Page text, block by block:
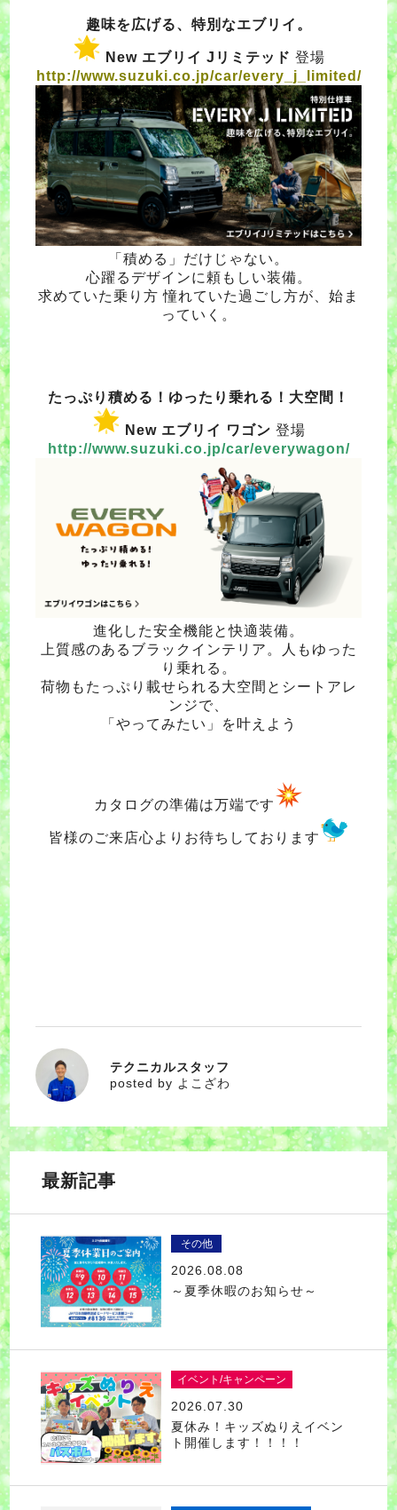
趣味を広げる、特別なエブリイ。
New エブリイ Jリミテッド 登場
http://www.suzuki.co.jp/car/every_j_limited/
「積める」だけじゃない。
心躍るデザインに頼もしい装備。
求めていた乗り方 憧れていた過ごし方が、始ま
っていく。
たっぷり積める！ゆったり乗れる！大空間！
New エブリイ ワゴン 登場
http://www.suzuki.co.jp/car/everywagon/
進化した安全機能と快適装備。
上質感のあるブラックインテリア。
人もゆった
り乗れる。
荷物もたっぷり載せられる大空間とシートアレ
ンジで、
「やってみたい」を叶えよう
カタログの準備は万端です
皆様のご来店心よりお待ちしております
よこざわ
テクニカルスタッフ
posted by よこざわ
最新記事
その他
2026.08.08
～夏季休暇のお知らせ～
イベント/キャンペーン
2026.07.30
夏休み！キッズぬりえイベン
ト開催します！！！！